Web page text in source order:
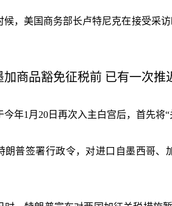
候，美国商务部长卢特尼克在接受采
加商品豁免征税前 已有一次推
今年1月20日再次入主白宫后，首先将
朗普签署行政令，对进口自墨西哥